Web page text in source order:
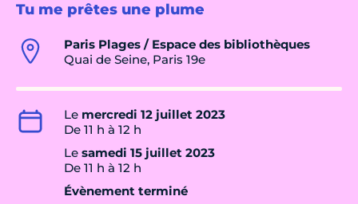
Tu me prêtes une plume
Paris Plages / Espace des bibliothèques
Quai de Seine, Paris 19e
Le mercredi 12 juillet 2023
De 11 h à 12 h
Le samedi 15 juillet 2023
De 11 h à 12 h
Évènement terminé